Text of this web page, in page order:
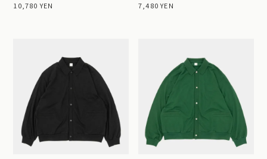
10,780 YEN
7,480 YEN